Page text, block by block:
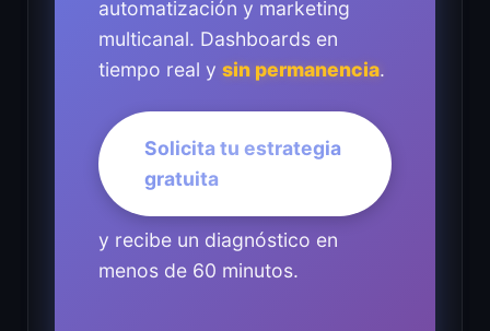
automatización y marketing
multicanal. Dashboards en
tiempo real y sin permanencia.
Solicita tu estrategia
gratuita
y recibe un diagnóstico en
menos de 60 minutos.